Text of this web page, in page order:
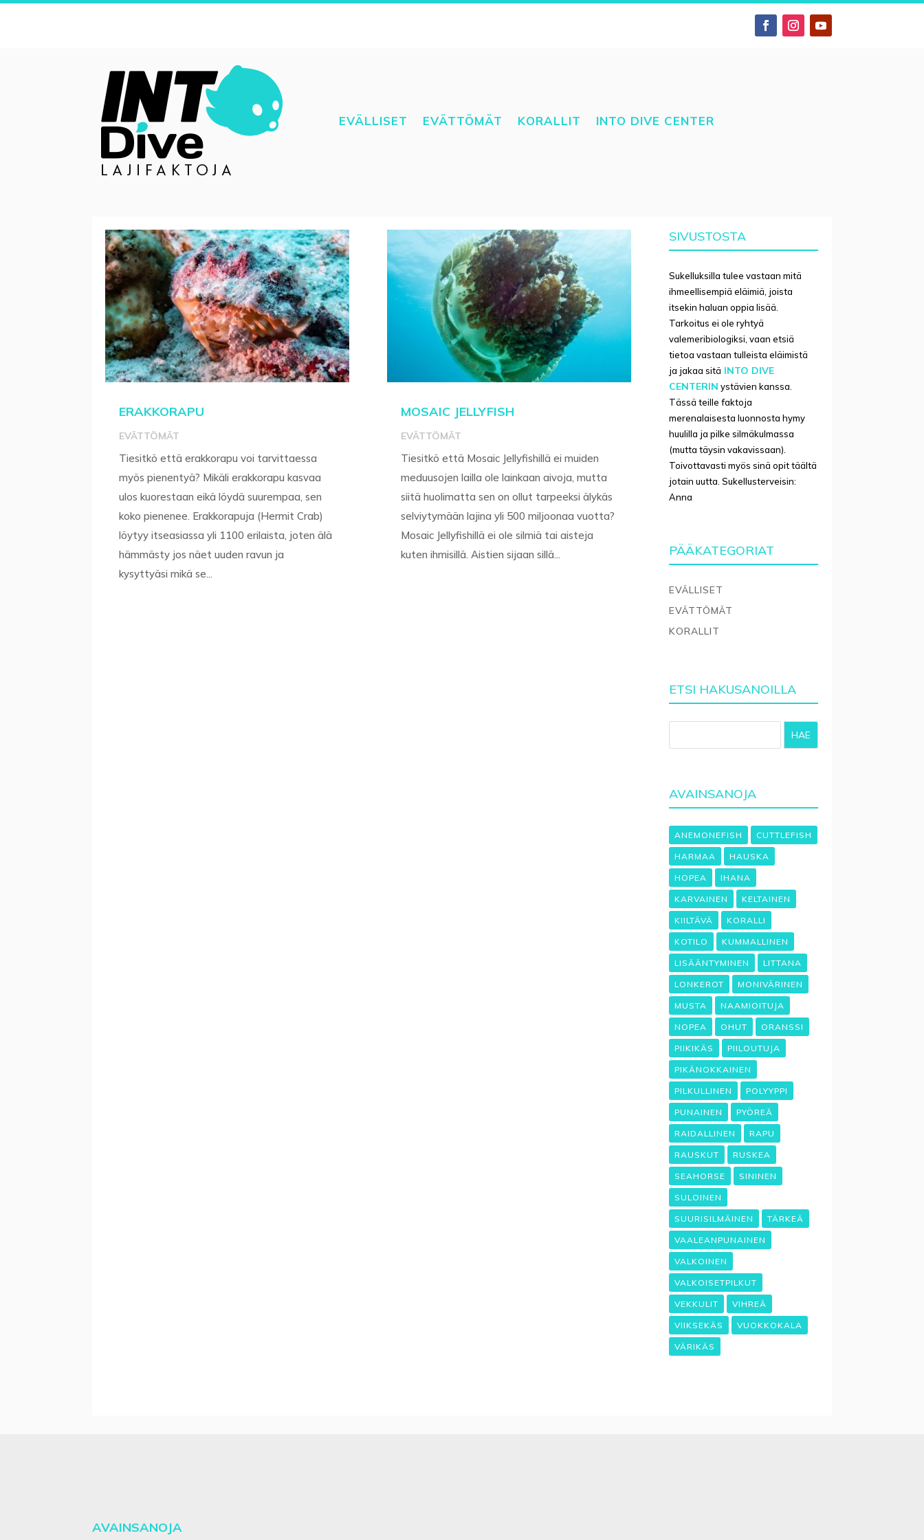
EVÄLLISET EVÄTTÖMÄT KORALLIT INTO DIVE CENTER
ERAKKORAPU
EVÄTTÖMÄT
Tiesitkö että erakkorapu voi tarvittaessa
myös pienentyä? Mikäli erakkorapu kasvaa
ulos kuorestaan eikä löydä suurempaa, sen
koko pienenee. Erakkorapuja (Hermit Crab)
löytyy itseasiassa yli 1100 erilaista, joten älä
hämmästy jos näet uuden ravun ja
kysyttyäsi mikä se...
MOSAIC JELLYFISH
EVÄTTÖMÄT
Tiesitkö että Mosaic Jellyfishillä ei muiden
meduusojen lailla ole lainkaan aivoja, mutta
siitä huolimatta sen on ollut tarpeeksi älykäs
selviytymään lajina yli 500 miljoonaa vuotta?
Mosaic Jellyfishillä ei ole silmiä tai aisteja
kuten ihmisillä. Aistien sijaan sillä...
SIVUSTOSTA
Sukelluksilla tulee vastaan mitä
ihmeellisempiä eläimiä, joista
itsekin haluan oppia lisää.
Tarkoitus ei ole ryhtyä
valemeribiologiksi, vaan etsiä
tietoa vastaan tulleista eläimistä
ja jakaa sitä INTO DIVE
CENTERIN ystävien kanssa.
Tässä teille faktoja
merenalaisesta luonnosta hymy
huulilla ja pilke silmäkulmassa
(mutta täysin vakavissaan).
Toivottavasti myös sinä opit täältä
jotain uutta. Sukellusterveisin:
Anna
PÄÄKATEGORIAT
EVÄLLISET
EVÄTTÖMÄT
KORALLIT
ETSI HAKUSANOILLA
HAE
AVAINSANOJA
ANEMONEFISH CUTTLEFISH
HARMAA HAUSKA
HOPEA IHANA
KARVAINEN KELTAINEN
KIILTÄVÄ KORALLI
KOTILO KUMMALLINEN
LISÄÄNTYMINEN LITTANA
LONKEROT MONIVÄRINEN
MUSTA NAAMIOITUJA
NOPEA OHUT ORANSSI
PIIKIKÄS PIILOUTUJA
PIKÄNOKKAINEN
PILKULLINEN POLYYPPI
PUNAINEN PYÖREÄ
RAIDALLINEN RAPU
RAUSKUT RUSKEA
SEAHORSE SININEN
SULOINEN
SUURISILMÄINEN TÄRKEÄ
VAALEANPUNAINEN
VALKOINEN
VALKOISETPILKUT
VEKKULIT VIHREÄ
VIIKSEKÄS VUOKKOKALA
VÄRIKÄS
AVAINSANOJA